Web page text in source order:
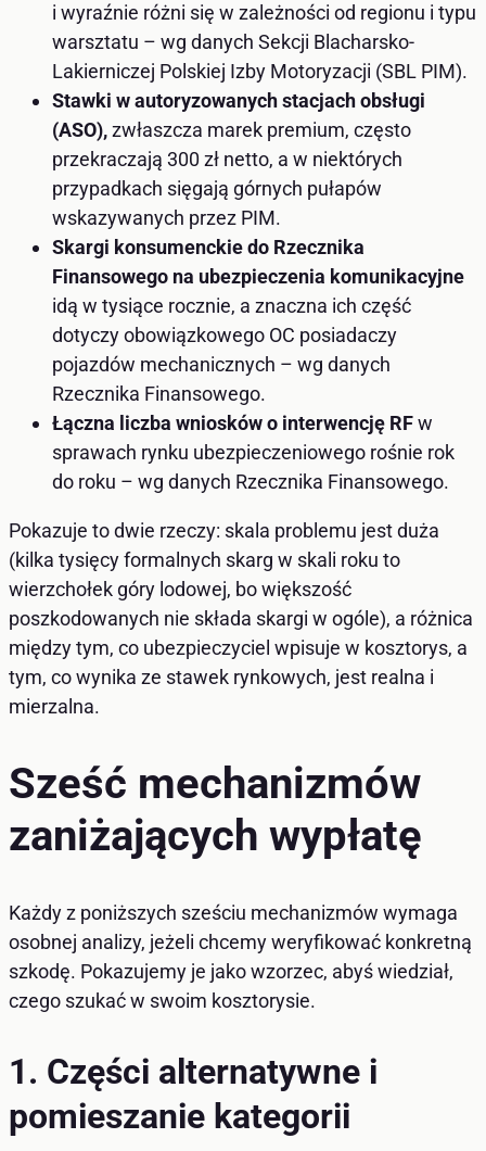
i wyraźnie różni się w zależności od regionu i typu
warsztatu – wg danych Sekcji Blacharsko-
Lakierniczej Polskiej Izby Motoryzacji (SBL PIM).
Stawki w autoryzowanych stacjach obsługi
(ASO),zwłaszcza marek premium, często
przekraczają 300 zł netto, a w niektórych
przypadkach sięgają górnych pułapów
wskazywanych przez PIM.
Skargi konsumenckie do Rzecznika
Finansowego na ubezpieczenia komunikacyjne
idą w tysiące rocznie, a znaczna ich część
dotyczy obowiązkowego OC posiadaczy
pojazdów mechanicznych – wg danych
Rzecznika Finansowego.
Łączna liczba wniosków o interwencję RFw
sprawach rynku ubezpieczeniowego rośnie rok
do roku – wg danych Rzecznika Finansowego.
Pokazuje to dwie rzeczy: skala problemu jest duża
(kilka tysięcy formalnych skarg w skali roku to
wierzchołek góry lodowej, bo większość
poszkodowanych nie składa skargi w ogóle), a różnica
między tym, co ubezpieczyciel wpisuje w kosztorys, a
tym, co wynika ze stawek rynkowych, jest realna i
mierzalna.
Sześć mechanizmów
zaniżających wypłatę
Każdy z poniższych sześciu mechanizmów wymaga
osobnej analizy, jeżeli chcemy weryfikować konkretną
szkodę. Pokazujemy je jako wzorzec, abyś wiedział,
czego szukać w swoim kosztorysie.
1. Części alternatywne i
pomieszanie kategorii